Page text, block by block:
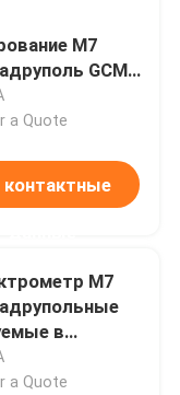
M7
GCMS
насосом
300
a Quote
контактные
M7
в
a Quote